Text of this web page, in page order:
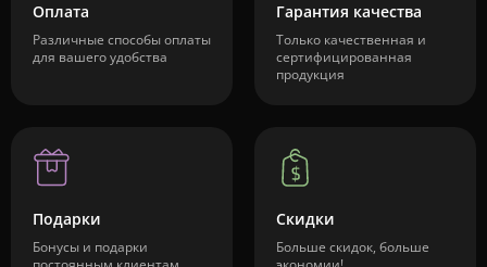
Оплата
Различные способы оплаты
для вашего удобства
Гарантия качества
Только качественная и
сертифицированная
продукция
Подарки
Бонусы и подарки
Скидки
Больше скидок, больше